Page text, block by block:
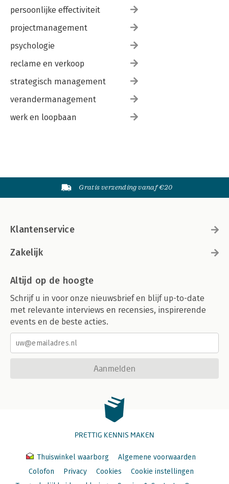
persoonlijke effectiviteit
projectmanagement
psychologie
reclame en verkoop
strategisch management
verandermanagement
werk en loopbaan
Gratis verzending vanaf €20
Klantenservice
Zakelijk
Altijd op de hoogte
Schrijf u in voor onze nieuwsbrief en blijf up-to-date
met relevante interviews en recensies, inspirerende
events en de beste acties.
Aanmelden
PRETTIG KENNIS MAKEN
Thuiswinkel waarborg
Algemene voorwaarden
Colofon
Privacy Cookies
Cookie instellingen